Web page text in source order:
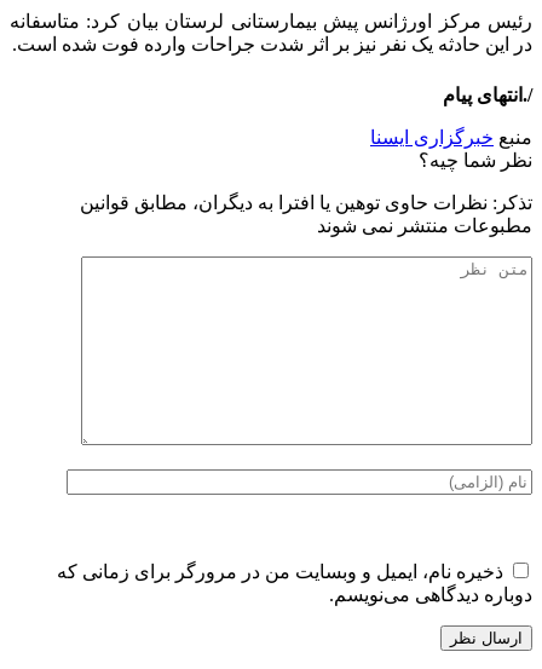
رئیس مرکز اورژانس پیش بیمارستانی لرستان بیان کرد: متاسفانه
در این حادثه یک نفر نیز بر اثر شدت جراحات وارده فوت شده است.
/.انتهای پیام
منبع خبرگزاری ایسنا
نظر شما چیه؟
تذكر: نظرات حاوی توهين يا افترا به ديگران، مطابق قوانين
مطبوعات منتشر نمی شوند
ذخیره نام، ایمیل و وبسایت من در مرورگر برای زمانی که
دوباره دیدگاهی می‌نویسم.